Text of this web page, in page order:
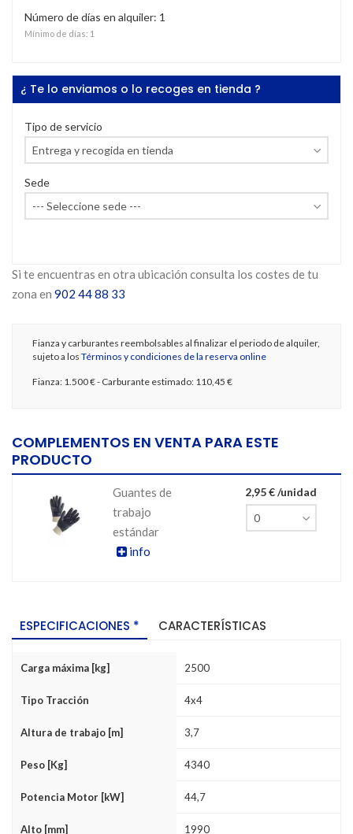
Número de días en alquiler: 1
Mínimo de días: 1
¿ Te lo enviamos o lo recoges en tienda ?
Tipo de servicio
Sede
Si te encuentras en otra ubicación consulta los costes de tu
zona en 902 44 88 33
Fianza y carburantes reembolsables al finalizar el periodo de alquiler,
sujeto a los Términos y condiciones de la reserva online
Fianza: 1.500 €- Carburante estimado: 110,45 €
COMPLEMENTOS EN VENTA PARA ESTE
PRODUCTO
Guantes de
trabajo
estándar
info
2,95 € /unidad
ESPECIFICACIONES * CARACTERÍSTICAS
Carga máxima [kg] 2500
Tipo Tracción 4x4
Altura de trabajo [m] 3,7
Peso [Kg] 4340
Potencia Motor [kW] 44,7
Alto [mm] 1990